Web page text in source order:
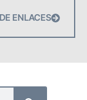
ENLACES